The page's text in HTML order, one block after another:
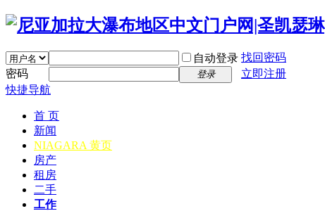
自动登录 找回密码
密码
登录
立即注册
快捷导航
首 页
新闻
NIAGARA 黄页
房产
租房
二手
工作